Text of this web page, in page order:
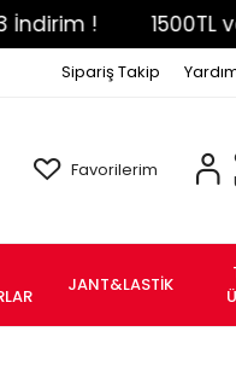
! 1500TL ve
Sipariş Takip
Favorilerim
JANT&LASTİK